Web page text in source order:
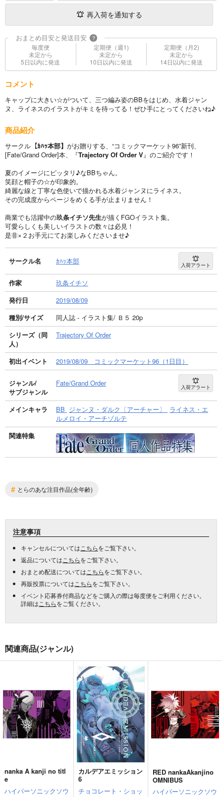
再入荷を通知する
おまとめ目安と発送目安 ?
毎度便
未定から
5日以内に発送
定期便（週1)
未定から
10日以内に発送
定期便（月2)
未定から
14日以内に発送
コメント
キャップに大きい☆がついて、三つ編み姿のBBをはじめ、水着ジャン
ヌ、ライネスのイラストがキミを待ってる！ぜひ手にとってくださいね♪
商品紹介
サークル 【ｶﾊｯ本部】 がお贈りする、“コミックマーケット96”新刊、
[Fate/Grand Order]本、『Trajectory Of Order V』のご紹介です！
夏のイメージにピッタリ♪なBBちゃん。
笑顔と帽子の☆が印象的。
綺麗な線と丁寧な色使いで描かれる水着ジャンヌにライネス。
その完成度からページをめくる手が止まりません！
商業でも活躍中の玖条イチソ先生が描くFGOイラスト集。
可愛らしくも美しいイラストの数々は必見！
是非×２お手元にてお楽しみくださいませ♪
サークル名 ｶﾊｯ本部 入荷アラート
作家
玖条イチソ
発行日
2019/08/09
種別/サイズ
同人誌 - イラスト集/ Ｂ５ 20p
シリーズ（同
人）
Trajectory Of Order
初出イベント 2019/08/09 コミックマーケット96（1日目）
ジャンル/
サブジャンル
Fate/Grand Order 入荷アラート
メインキャラ BB ジャンヌ・ダルク〔アーチャー〕
ライネス・エ
ルメロイ・アーチゾルテ
関連特集
# とらのあな注目作品(全年齢)
注意事項
キャンセルについては こちらをご覧下さい。
返品については こちらをご覧下さい。
おまとめ配送については こちらをご覧下さい。
再販投票については こちらをご覧下さい。
イベント応募券付商品などをご購入の際は毎度便をご利用ください。
詳細は こちらをご覧ください。
関連商品(ジャンル)
nanka A kanji no titl
e
ハイパーソニックソウ
カルデアエミッション
6
チョコレート・ショッ
RED nankaAkanjino
OMNIBUS
ハイパーソニックソウ